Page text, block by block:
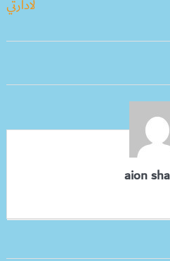
aion